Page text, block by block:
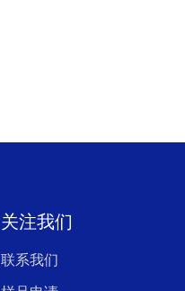
关注我们
联系我们